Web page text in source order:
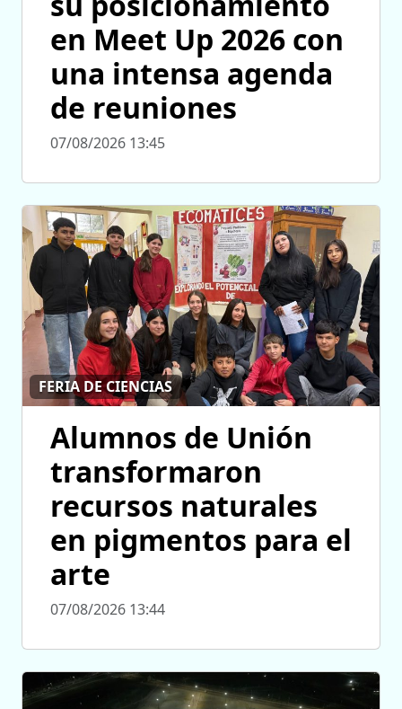
en Meet Up 2026 con
una intensa agenda
de reuniones
07/08/2026 13:45
FERIA DE CIENCIAS
Alumnos de Unión
transformaron
recursos naturales
en pigmentos para el
arte
07/08/2026 13:44